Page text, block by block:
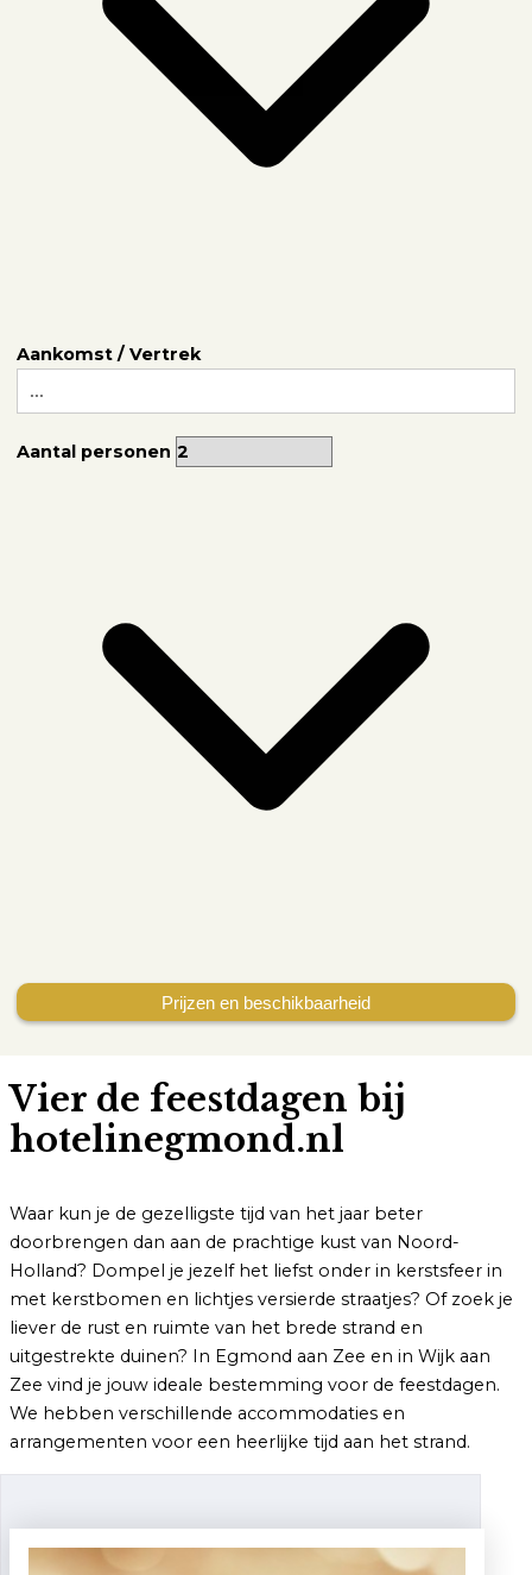
Veelgestelde vragen
Contact
Aankomst / Vertrek
Aantal personen
Vier de feestdagen bij
hotelinegmond.nl
Waar kun je de gezelligste tijd van het jaar beter
doorbrengen dan aan de prachtige kust van Noord-
Holland? Dompel je jezelf het liefst onder in kerstsfeer in
met kerstbomen en lichtjes versierde straatjes? Of zoek je
liever de rust en ruimte van het brede strand en
uitgestrekte duinen? In Egmond aan Zee en in Wijk aan
Zee vind je jouw ideale bestemming voor de feestdagen.
We hebben verschillende accommodaties en
arrangementen voor een heerlijke tijd aan het strand.